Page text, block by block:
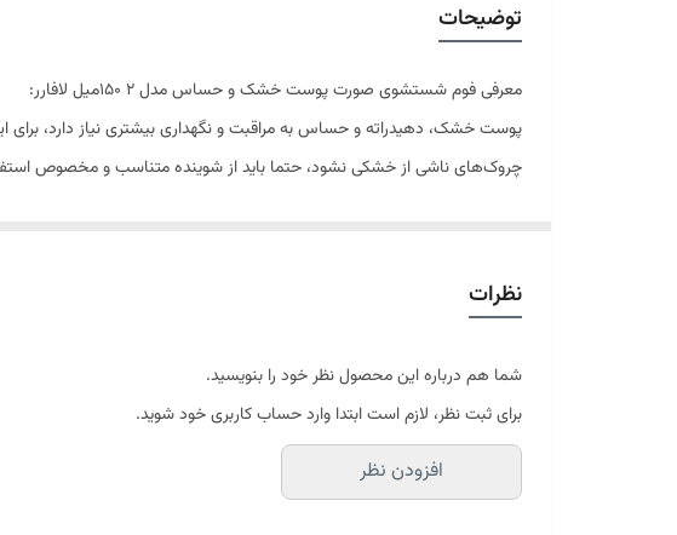
توضیحات
معرفی فوم شستشوی صورت پوست خشک و حساس مدل 2 150میل لافارر:
پوست خشک، دهیدراته و حساس به مراقبت و نگهداری بیشتری نیاز دارد،
چروک‌های ناشی از خشکی نشود، حتما باید از شوینده متناسب و مخصوص
چروک‌های ناشی از خشکی پوست موثر است.
ویژگی‌های اصلی:
شوینده ملایم
مناسب پوست‌های آسیب پذیر
پاک کننده
نظرات
شما هم درباره این محصول نظر خود را بنویسید.
برای ثبت نظر، لازم است ابتدا وارد حساب کاربری خود شوید.
افزودن نظر